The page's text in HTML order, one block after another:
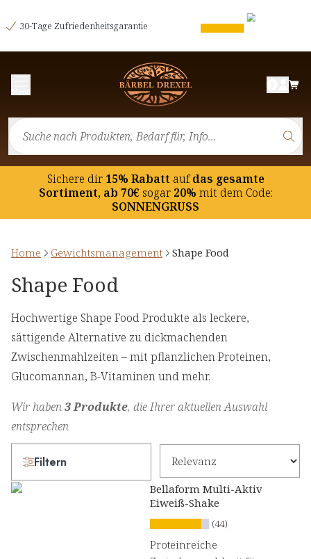
30-Tage Zufriedenheitsgarantie
Sichere dir15% Rabatt aufdas gesamte
Sortiment, ab 70€ sogar20% mit dem Code:
SONNENGRUSS
Home Gewichtsmanagement Shape Food
Shape Food
Hochwertige Shape Food Produkte als leckere,
sättigende Alternative zu dickmachenden
Zwischenmahlzeiten – mit pflanzlichen Proteinen,
Glucomannan, B-Vitaminen und mehr.
Wir haben3 Produkte, die Ihrer aktuellen Auswahl
entsprechen
Filtern
Bellaform Multi-Aktiv
Eiweiß-Shake
(44)
Proteinreiche